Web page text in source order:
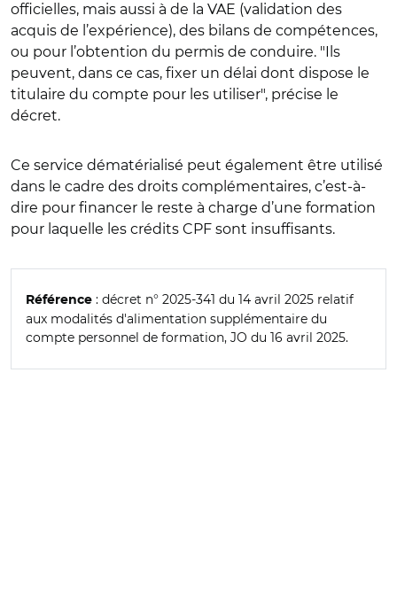
officielles, mais aussi à de la VAE (validation des
acquis de l’expérience), des bilans de compétences,
ou pour l’obtention du permis de conduire. "Ils
peuvent, dans ce cas, fixer un délai dont dispose le
titulaire du compte pour les utiliser", précise le
décret.
Ce service dématérialisé peut également être utilisé
dans le cadre des droits complémentaires, c’est-à-
dire pour financer le reste à charge d’une formation
pour laquelle les crédits CPF sont insuffisants.
Référence : décret n° 2025-341 du 14 avril 2025 relatif
aux modalités d'alimentation supplémentaire du
compte personnel de formation, JO du 16 avril 2025.